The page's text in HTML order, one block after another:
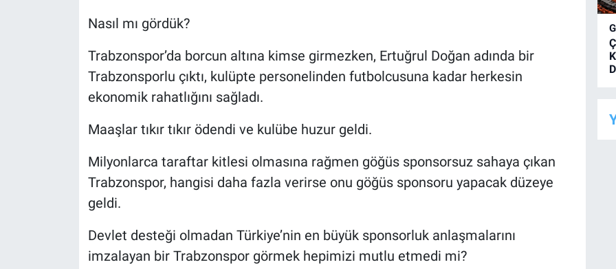
Nasıl mı gördük?
Trabzonspor’da borcun altına kimse girmezken, Ertuğrul Doğan adında bir
Trabzonsporlu çıktı, kulüpte personelinden futbolcusuna kadar herkesin
ekonomik rahatlığını sağladı.
Maaşlar tıkır tıkır ödendi ve kulübe huzur geldi.
Milyonlarca taraftar kitlesi olmasına rağmen göğüs sponsorsuz sahaya çıkan
Trabzonspor, hangisi daha fazla verirse onu göğüs sponsoru yapacak düzeye
geldi.
Devlet desteği olmadan Türkiye’nin en büyük sponsorluk anlaşmalarını
imzalayan bir Trabzonspor görmek hepimizi mutlu etmedi mi?